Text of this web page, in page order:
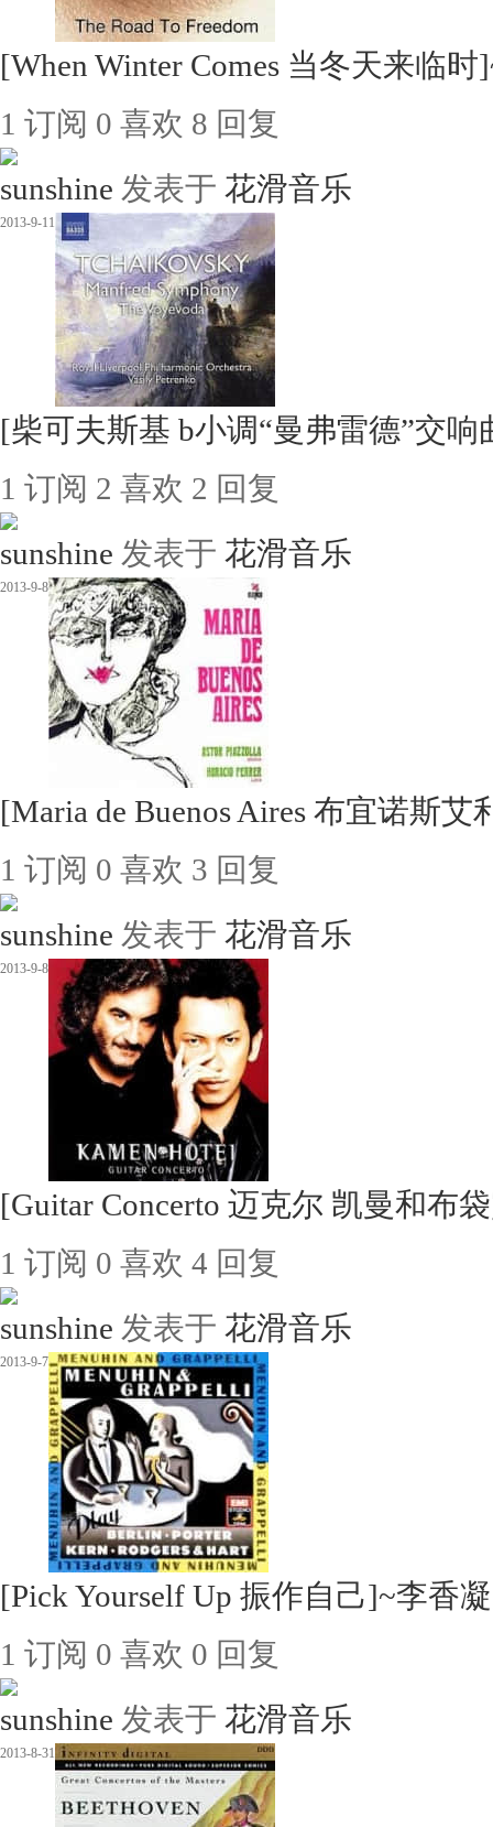
[When Winter Comes 当冬天来临
1 订阅 0 喜欢 8 回复
sunshine 发表于 花滑音乐
2013-9-11
[柴可夫斯基 b小调“曼弗雷德”交
1 订阅 2 喜欢 2 回复
sunshine 发表于 花滑音乐
2013-9-8
[Maria de Buenos Aires 布宜诺斯
1 订阅 0 喜欢 3 回复
sunshine 发表于 花滑音乐
2013-9-8
[Guitar Concerto 迈克尔 凯曼和布
1 订阅 0 喜欢 4 回复
sunshine 发表于 花滑音乐
2013-9-7
[Pick Yourself Up 振作自己]~李香
1 订阅 0 喜欢 0 回复
sunshine 发表于 花滑音乐
2013-8-31